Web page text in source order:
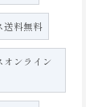
送料無料
オンライン